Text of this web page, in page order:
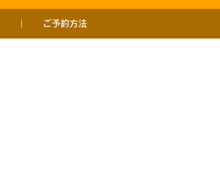
ご予約方法